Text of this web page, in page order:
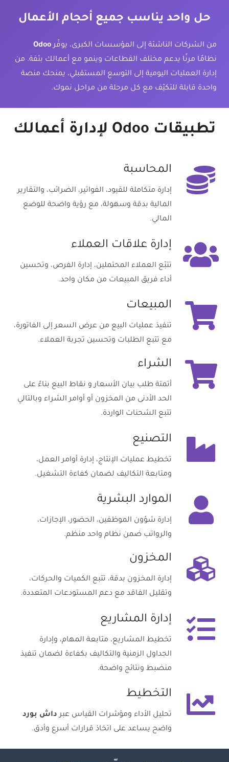
حل واحد يناسب جميع أحجام الأعمال
من الشركات الناشئة إلى المؤسسات الكبرى، يوفّر Odoo
نظامًا مرنًا يدعم مختلف القطاعات وينمو مع أعمالك بثقة. من
إدارة العمليات اليومية إلى التوسع المستقبلي، يمنحك منصة
واحدة قابلة للتكيّف مع كل مرحلة من مراحل نموك.
تطبيقات Odoo لإدارة أعمالك
المحاسبة
إدارة متكاملة للقيود، الفواتير، الضرائب، والتقارير
المالية بدقة وسهولة، مع رؤية واضحة للوضع
المالي.
إدارة علاقات العملاء
تتبّع العملاء المحتملين، إدارة الفرص، وتحسين
أداء فريق المبيعات من مكان واحد.
المبيعات
تنفيذ عمليات البيع من عرض السعر إلى الفاتورة،
مع تتبع الطلبات وتحسين تجربة العملاء.
الشراء
أتمتة طلب بيان الأسعار و نقاط البيع بناءً على
الحد الأدنى من المخزون أو أوامر الشراء وبالتالي
تتبع الشحنات الواردة.
التصنيع
تخطيط عمليات الإنتاج، إدارة أوامر العمل،
ومتابعة التكاليف لضمان كفاءة التشغيل.
الموارد البشرية
إدارة شؤون الموظفين، الحضور، الإجازات،
والرواتب ضمن نظام واحد منظم.
المخزون
إدارة المخزون بدقة، تتبع الكميات والحركات،
وتقليل الفاقد مع دعم المستودعات المتعددة.
إدارة المشاريع
تخطيط المشاريع، متابعة المهام، وإدارة
الجداول الزمنية والتكاليف بكفاءة لضمان تنفيذ
منضبط ونتائج واضحة.
التخطيط
تحليل الأداء ومؤشرات القياس عبر داش بورد
واضح يساعد على اتخاذ قرارات أسرع وأدق.